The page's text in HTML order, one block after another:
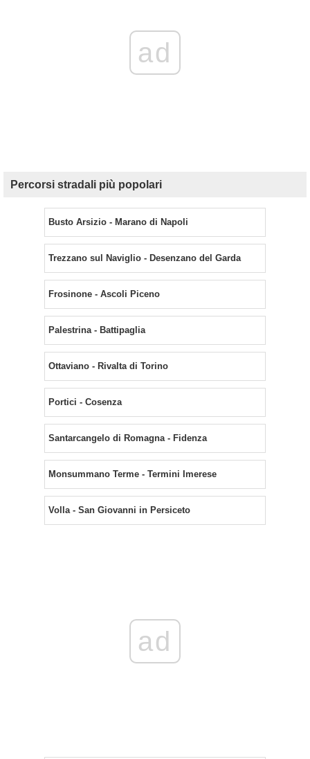
ad
Percorsi stradali più popolari
Busto Arsizio - Marano di Napoli
Trezzano sul Naviglio - Desenzano del Garda
Frosinone - Ascoli Piceno
Palestrina - Battipaglia
Ottaviano - Rivalta di Torino
Portici - Cosenza
Santarcangelo di Romagna - Fidenza
Monsummano Terme - Termini Imerese
Volla - San Giovanni in Persiceto
ad